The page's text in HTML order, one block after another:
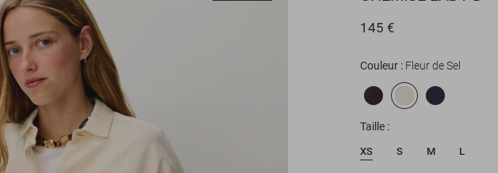
145 €
Couleur Fleur de Sel
Taille
XS S M L